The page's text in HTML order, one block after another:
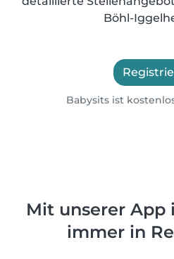
Böhl-
Babysits ist
Mit unserer App
immer in